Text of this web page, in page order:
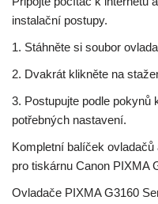
instalační postupy.
1. Stáhněte si soubor
2. Dvakrát klikněte na
3. Postupujte podle pokynů
potřebných nastavení.
Kompletní balíček
pro tiskárnu Canon PIXMA
Ovladače PIXMA G3160